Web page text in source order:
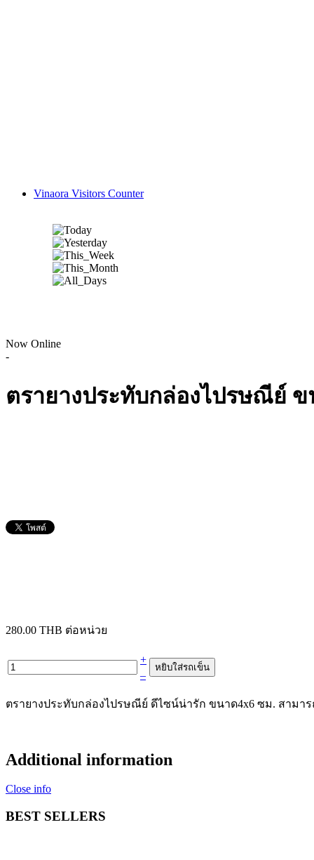
Vinaora Visitors Counter
Now Online
-
ตรายางประทับกล่องไปรษณีย์ ข
280.00 THB ต่อหน่วย
+
–
ตรายางประทับกล่องไปรษณีย์ ดีไซน์น่ารัก ขนาด4x6 ซม. สามา
Additional information
Close info
BEST SELLERS